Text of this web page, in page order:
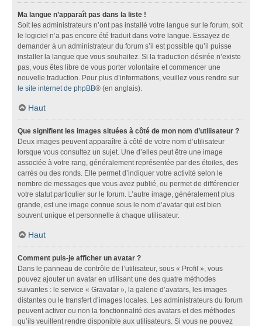
Ma langue n’apparaît pas dans la liste !
Soit les administrateurs n’ont pas installé votre langue sur le forum, soit
le logiciel n’a pas encore été traduit dans votre langue. Essayez de
demander à un administrateur du forum s’il est possible qu’il puisse
installer la langue que vous souhaitez. Si la traduction désirée n’existe
pas, vous êtes libre de vous porter volontaire et commencer une
nouvelle traduction. Pour plus d’informations, veuillez vous rendre sur
le site internet de phpBB® (en anglais).
Haut
Que signifient les images situées à côté de mon nom d’utilisateur ?
Deux images peuvent apparaître à côté de votre nom d’utilisateur
lorsque vous consultez un sujet. Une d’elles peut être une image
associée à votre rang, généralement représentée par des étoiles, des
carrés ou des ronds. Elle permet d’indiquer votre activité selon le
nombre de messages que vous avez publié, ou permet de différencier
votre statut particulier sur le forum. L’autre image, généralement plus
grande, est une image connue sous le nom d’avatar qui est bien
souvent unique et personnelle à chaque utilisateur.
Haut
Comment puis-je afficher un avatar ?
Dans le panneau de contrôle de l’utilisateur, sous « Profil », vous
pouvez ajouter un avatar en utilisant une des quatre méthodes
suivantes : le service « Gravatar », la galerie d’avatars, les images
distantes ou le transfert d’images locales. Les administrateurs du forum
peuvent activer ou non la fonctionnalité des avatars et des méthodes
qu’ils veuillent rendre disponible aux utilisateurs. Si vous ne pouvez